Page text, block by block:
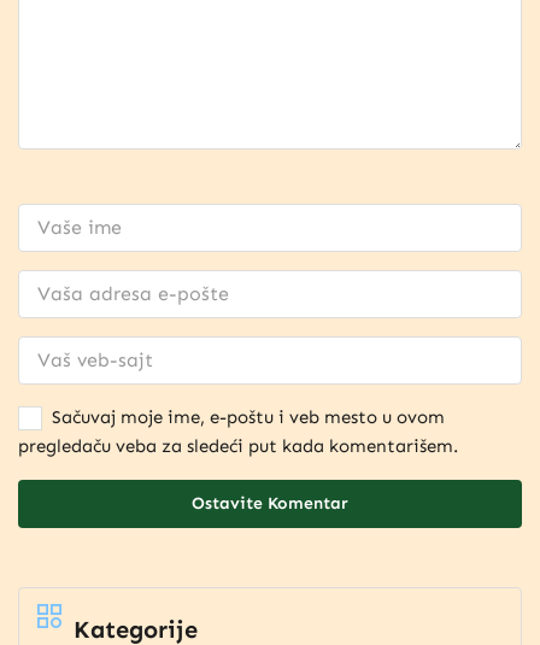
Kategorije
Sačuvaj moje ime, e-poštu i veb mesto u ovom
pregledaču veba za sledeći put kada komentarišem.